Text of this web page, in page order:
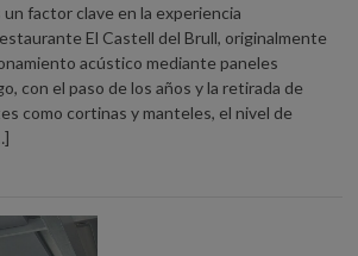
factor clave en la experiencia
El Castell del Brull, originalmente
acústico mediante paneles
con el paso de los años y la retirada de
como cortinas y manteles, el nivel de